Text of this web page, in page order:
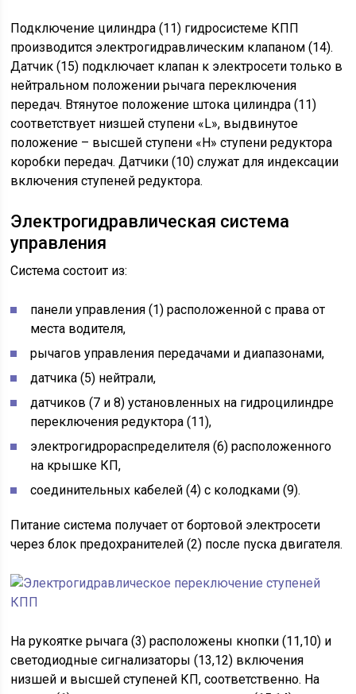
Подключение цилиндра (11) гидросистеме КПП
производится электрогидравлическим клапаном (14).
Датчик (15) подключает клапан к электросети только в
нейтральном положении рычага переключения
передач. Втянутое положение штока цилиндра (11)
соответствует низшей ступени «L», выдвинутое
положение – высшей ступени «Н» ступени редуктора
коробки передач. Датчики (10) служат для индексации
включения ступеней редуктора.
Электрогидравлическая система
управления
Система состоит из:
панели управления (1) расположенной с права от
места водителя,
рычагов управления передачами и диапазонами,
датчика (5) нейтрали,
датчиков (7 и 8) установленных на гидроцилиндре
переключения редуктора (11),
электрогидрораспределителя (6) расположенного
на крышке КП,
соединительных кабелей (4) с колодками (9).
Питание система получает от бортовой электросети
через блок предохранителей (2) после пуска двигателя.
На рукоятке рычага (3) расположены кнопки (11,10) и
светодиодные сигнализаторы (13,12) включения
низшей и высшей ступеней КП, соответственно. На